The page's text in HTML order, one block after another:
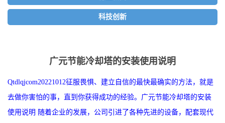
科技创新
广元节能冷却塔的安装使用说明
Qtdlqjcom20221012征服畏惧、建立自信的最快最确实的方法，就是
去做你害怕的事，直到你获得成功的经验。广元节能冷却塔的安装
使用说明 随着企业的发展，公司引进了各种先进的设备，配套现代